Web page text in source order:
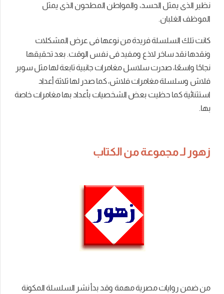
نظير الذى يمثل الحسد، والمواطن المطحون الذى يمثل
الموظف الغلبان.
كانت تلك السلسلة فريدة من نوعها فى عرض المشكلات
ونقدها نقد ساخر لاذع ومفيد فى نفس الوقت. بعد تحقيقها
نجاحًا واسعًا، صدرت سلاسل مغامرات جانبية تابعة لها مثل سوبر
فلاش وسلسلة مغامرات فلاش، كما صدر لها ثلاثة أعداد
استثنائية كما حظيت بعض الشخصيات بأعداد بها مغامرات خاصة
بها.
زهور لـ مجموعة من الكتاب
من ضمن روايات مصرية مهمة وقد بدأ نشر السلسلة المكونة